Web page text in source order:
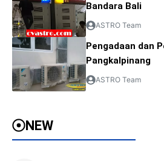
Bandara Bali
ASTRO Team
Pengadaan dan
Pangkalpinang
ASTRO Team
NEW